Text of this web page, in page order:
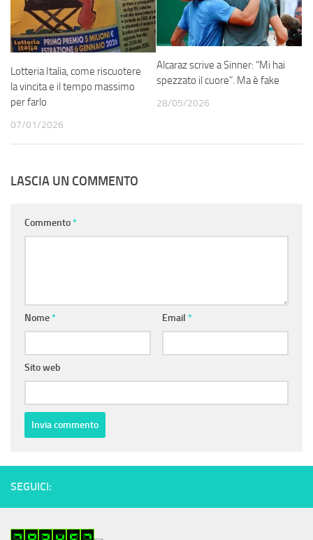
Lotteria Italia, come riscuotere
la vincita e il tempo massimo
per farlo
07/01/2026
Alcaraz scrive a Sinner: “Mi hai
spezzato il cuore”. Ma è fake
28/05/2026
LASCIA UN COMMENTO
Commento*
Nome* Email *
Sito web
SEGUICI: